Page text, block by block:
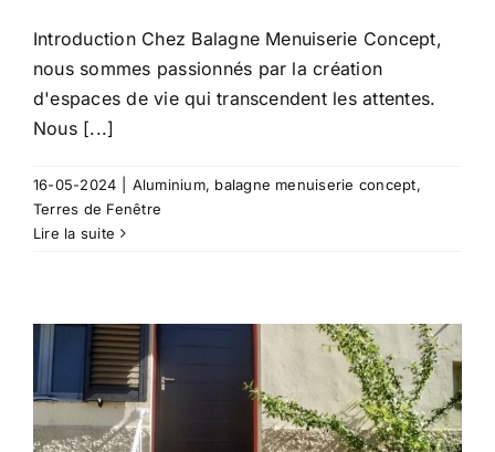
Introduction Chez Balagne Menuiserie Concept,
nous sommes passionnés par la création
d'espaces de vie qui transcendent les attentes.
Nous [...]
16-05-2024 Aluminium, balagne menuiserie concept,
Terres de Fenêtre
Lire la suite